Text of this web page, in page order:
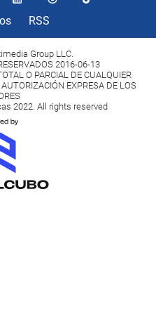
RSS
Group LLC.
2016-06-13
O PARCIAL DE CUALQUIER
EXPRESA DE LOS
2022. All rights reserved